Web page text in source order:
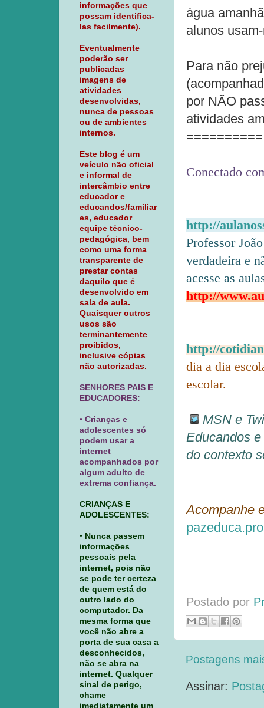
água
alunos
Para não
por NÃO
atividades
==========
Conectado
http://
Professor
verdadeira e
acesse as
http://
http://
dia a dia
escolar.
MSN e
Educandos
do contexto
Acompanhe
Postado por
Postagens
Assinar:
informações que
possam identifica-
las facilmente).
Eventualmente
poderão ser
publicadas
imagens de
atividades
desenvolvidas,
nunca de pessoas
ou de ambientes
internos.
Este blog é um
veículo não oficial
e informal de
intercâmbio entre
educador e
educandos/familiar
es, educador
equipe técnico-
pedagógica, bem
como uma forma
transparente de
prestar contas
daquilo que é
desenvolvido em
sala de aula.
Quaisquer outros
usos são
terminantemente
proibidos,
inclusive cópias
não autorizadas.
SENHORES PAIS E
EDUCADORES:
• Crianças e
adolescentes só
podem usar a
internet
acompanhados por
algum adulto de
extrema confiança.
CRIANÇAS E
ADOLESCENTES:
• Nunca passem
informações
pessoais pela
internet, pois não
se pode ter certeza
de quem está do
outro lado do
computador. Da
mesma forma que
você não abre a
porta de sua casa a
desconhecidos,
não se abra na
internet. Qualquer
sinal de perigo,
chame
imediatamente um